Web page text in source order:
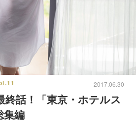
2017.06.30
話！「東京・ホテルス
集編